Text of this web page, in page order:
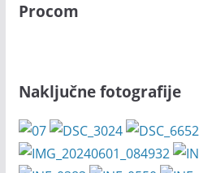
Procom
Naključne fotografije